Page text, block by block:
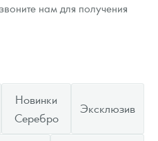
нам для получения
Новинки
Серебро
Эксклюзив